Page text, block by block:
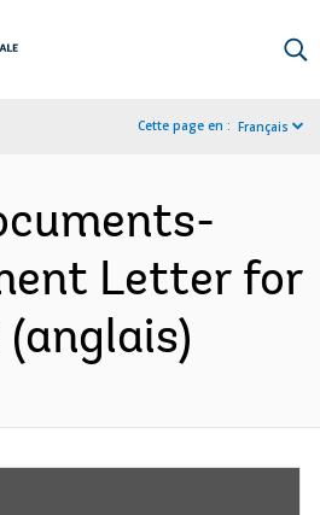
Cette page en : Français
Letter for
(anglais)